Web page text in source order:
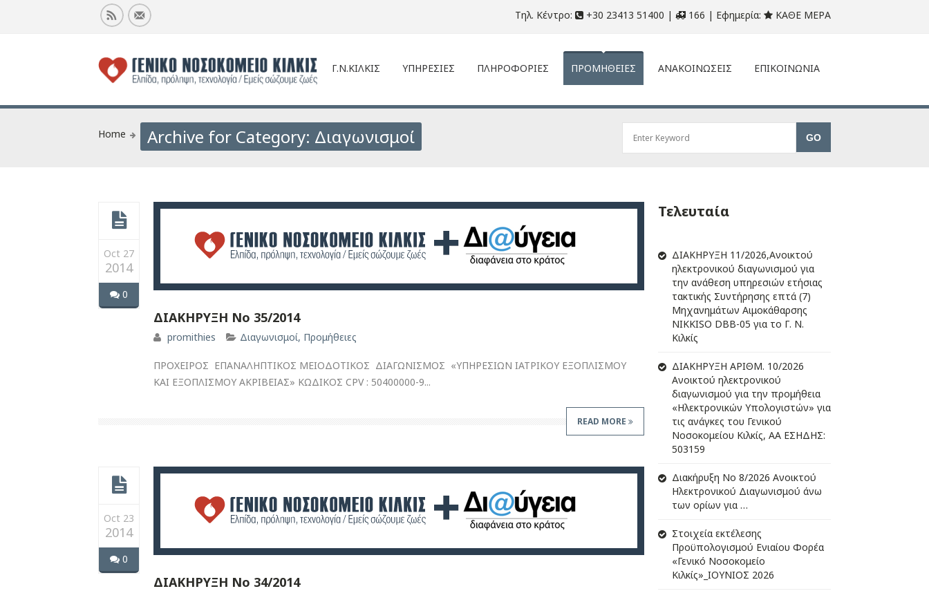
Τηλ. Κέντρο: +30 23413 51400 | 166 | Εφημερία: ΚΑΘΕ ΜΕΡΑ
Γ.Ν.ΚΙΛΚΙΣ ΥΠΗΡΕΣΙΕΣ ΠΛΗΡΟΦΟΡΙΕΣ ΠΡΟΜΗΘΕΙΕΣ ΑΝΑΚΟΙΝΩΣΕΙΣ ΕΠΙΚΟΙΝΩΝΙΑ
Home Archive for Category: Διαγωνισμοί
Oct 27
2014
0
ΔΙΑΚΗΡΥΞΗ Νο 35/2014
promithies Διαγωνισμοί, Προμήθειες
ΠΡΟΧΕΙΡΟΣ ΕΠΑΝΑΛΗΠΤΙΚΟΣ ΜΕΙΟΔΟΤΙΚΟΣ ΔΙΑΓΩΝΙΣΜΟΣ «ΥΠΗΡΕΣΙΩΝ ΙΑΤΡΙΚΟΥ ΕΞΟΠΛΙΣΜΟΥ
ΚΑΙ ΕΞΟΠΛΙΣΜΟΥ ΑΚΡΙΒΕΙΑΣ» ΚΩΔΙΚΟΣ CPV : 50400000-9...
READ MORE
Oct 23
2014
0
ΔΙΑΚΗΡΥΞΗ Νο 34/2014
Τελευταία
ΔIΑΚΗΡΥΞΗ 11/2026,Ανοικτού
ηλεκτρονικού διαγωνισμού για
την ανάθεση υπηρεσιών ετήσιας
τακτικής Συντήρησης επτά (7)
Μηχανημάτων Αιμοκάθαρσης
NIKKISO DBB-05 για το Γ. Ν.
Κιλκίς
ΔIΑΚΗΡΥΞΗ ΑΡIΘΜ. 10/2026
Ανοικτού ηλεκτρονικού
διαγωνισμού για την προμήθεια
«Ηλεκτρονικών Υπολογιστών» για
τις ανάγκες του Γενικού
Νοσοκομείου Κιλκίς, ΑΑ ΕΣΗΔΗΣ:
503159
Διακήρυξη Νο 8/2026 Ανοικτού
Ηλεκτρονικού Διαγωνισμού άνω
των ορίων για …
Στοιχεία εκτέλεσης
Προϋπολογισμού Ενιαίου Φορέα
«Γενικό Νοσοκομείο
Κιλκίς»_ΙΟΥΝΙΟΣ 2026